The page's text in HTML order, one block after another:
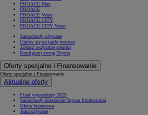
PROACE Max
PROACE
PROACE Verso
PROACE CITY
PROACE CITY Verso
Samochody używane
Umów się na jazdę testową
Zobacz wszystkie cenniki
Konfiguruj swoją Toyotę
Oferty specjalne i Finansowanie
Oferty specjalne i Finansowanie
Aktualne oferty
Finał wyprzedaży 2025
Samochody dostawcze Toyota Professional
Oferta biznesowa
Auta używane